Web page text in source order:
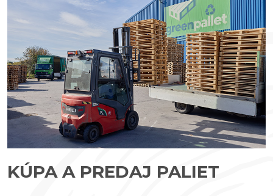
KÚPA A PREDAJ PALIET